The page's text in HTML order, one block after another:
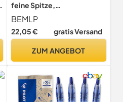
feine Spitze,
Kugelschreiber, flüssige
Tinte, Tintenroller, 0,35
mm, hochwertig,
japanisches
,12
Packungen(4schwarz,4bla
u,4rot)
BEMLP
22,05 € gratis Versand
ZUM ANGEBOT